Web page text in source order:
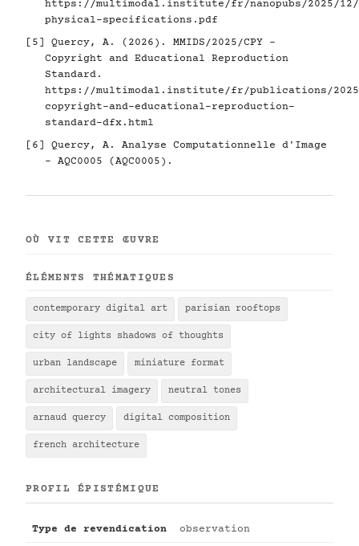
https://multimodal.institute/fr/nanopubs/2025/12/
physical-specifications.pdf
[5]
Quercy, A. (2026). MMIDS/2025/CPY -
Copyright and Educational Reproduction
Standard.
https://multimodal.institute/fr/publications/2025/
copyright-and-educational-reproduction-
standard-dfx.html
[6]
Quercy, A. Analyse Computationnelle d'Image
- AQC0005 (AQC0005).
OÙ VIT CETTE ŒUVRE
ÉLÉMENTS THÉMATIQUES
contemporary digital art parisian rooftops
city of lights shadows of thoughts
urban landscape miniature format
architectural imagery neutral tones
arnaud quercy digital composition
french architecture
PROFIL ÉPISTÉMIQUE
Type de revendication observation